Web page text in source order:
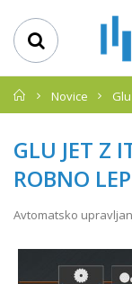
Domov
Novice
GLU JET Z
ROBNO
Avtomatsko